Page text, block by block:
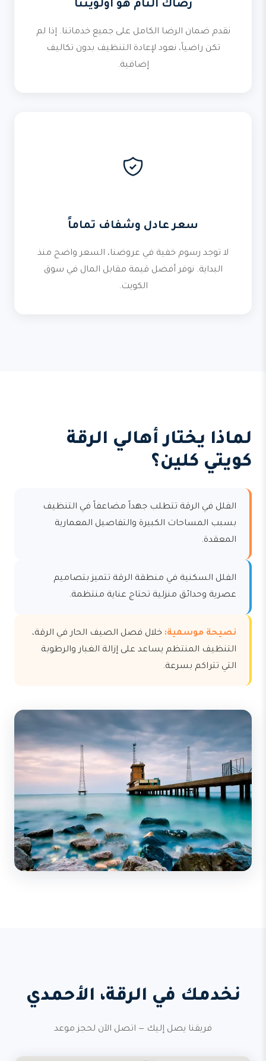
رضاك التام هو أولويتنا
نقدم ضمان الرضا الكامل على جميع خدماتنا. إذا لم
تكن راضياً، نعود لإعادة التنظيف بدون تكاليف
إضافية.
سعر عادل وشفاف تماماً
لا توجد رسوم خفية في عروضنا، السعر واضح منذ
البداية. نوفر أفضل قيمة مقابل المال في سوق
الكويت.
لماذا يختار أهالي الرقة
كويتي كلين؟
الفلل في الرقة تتطلب جهداً مضاعفاً في التنظيف
بسبب المساحات الكبيرة والتفاصيل المعمارية
المعقدة.
الفلل السكنية في منطقة الرقة تتميز بتصاميم
عصرية وحدائق منزلية تحتاج عناية منتظمة.
نصيحة موسمية: خلال فصل الصيف الحار في الرقة،
التنظيف المنتظم يساعد على إزالة الغبار والرطوبة
التي تتراكم بسرعة.
نخدمك في الرقة، الأحمدي
فريقنا يصل إليك — اتصل الآن لحجز موعد